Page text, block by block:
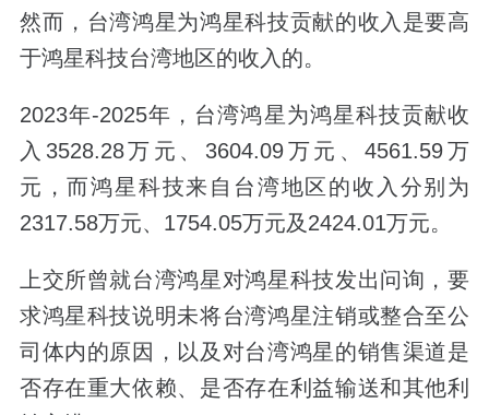
然而，台湾鸿星为鸿星科技贡献的收入是要高
于鸿星科技台湾地区的收入的。
2023年-2025年，台湾鸿星为鸿星科技贡献收
入3528.28万元、3604.09万元、4561.59万
元，而鸿星科技来自台湾地区的收入分别为
2317.58万元、1754.05万元及2424.01万元。
上交所曾就台湾鸿星对鸿星科技发出问询，要
求鸿星科技说明未将台湾鸿星注销或整合至公
司体内的原因，以及对台湾鸿星的销售渠道是
否存在重大依赖、是否存在利益输送和其他利